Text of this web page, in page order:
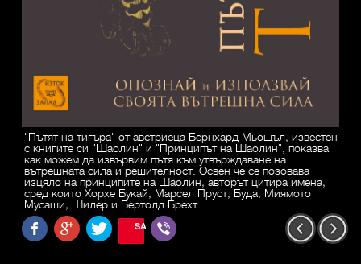
"Пътят на тигъра" от австриеца Бернхард Мьощъл, известен
с книгите си "Шаолин" и "Принципът на Шаолин", показва
как можем да извървим пътя към утвърждаване на
вътрешната сила и решителност. Освен че се позовава
изцяло на принципите на Шаолин, авторът цитира имена,
сред които Хорхе Букай, Марсел Пруст, Буда, Миямото
Мусаши, Шилер и Бертолд Брехт.
SAVE